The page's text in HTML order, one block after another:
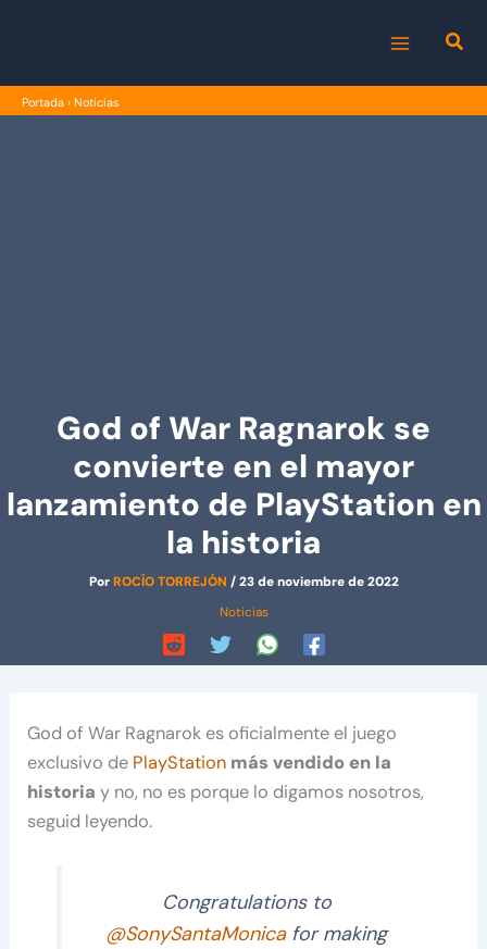
MENU
Portada › Noticias
God of War Ragnarok se
convierte en el mayor
lanzamiento de PlayStation en
la historia
PorROCÍO TORREJÓN /23 de noviembre de 2022
Noticias
God of War Ragnarok es oficialmente el juego
exclusivo de PlayStation más vendido en la
historia y no, no es porque lo digamos nosotros,
seguid leyendo.
Congratulations to
@SonySantaMonicafor making